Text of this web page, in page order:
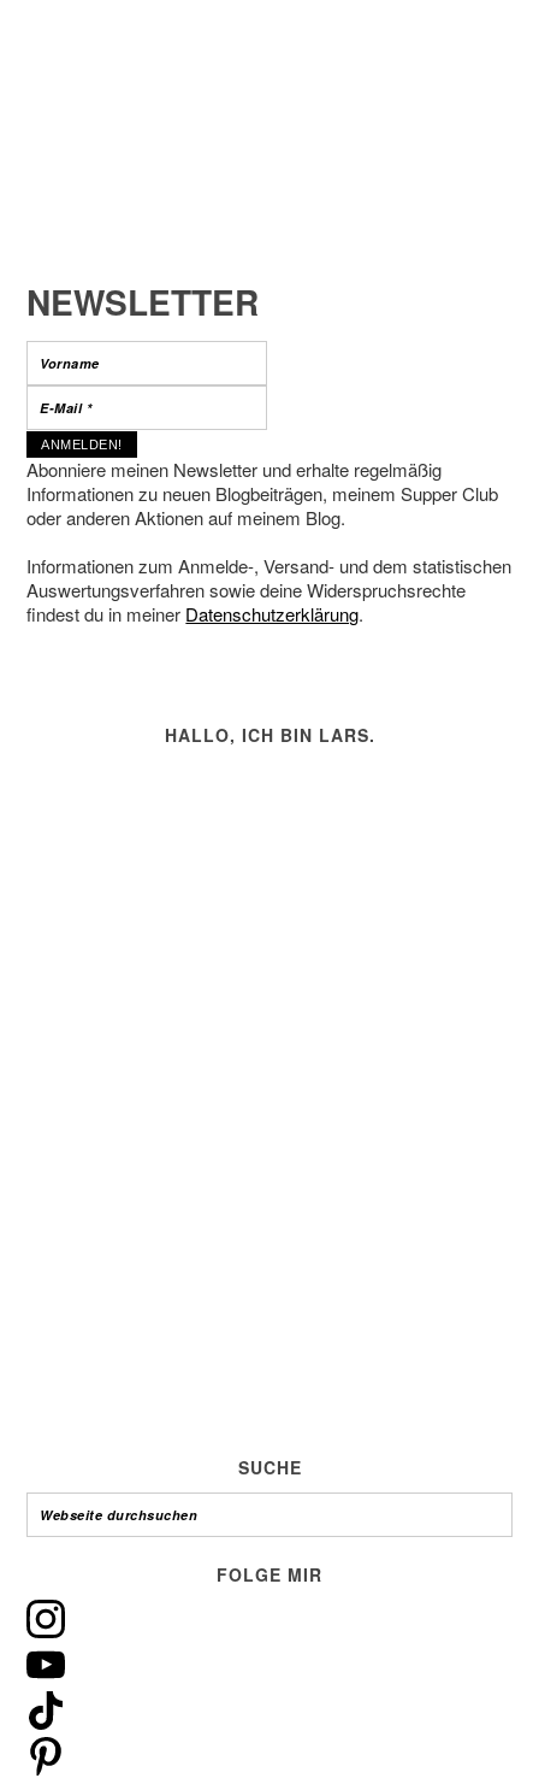
NEWSLETTER
Abonniere meinen Newsletter und erhalte regelmäßig
Informationen zu neuen Blogbeiträgen, meinem Supper Club
oder anderen Aktionen auf meinem Blog.
Informationen zum Anmelde-, Versand- und dem statistischen
Auswertungsverfahren sowie deine Widerspruchsrechte
findest du in meiner Datenschutzerklärung.
HALLO, ICH BIN LARS.
SUCHE
FOLGE MIR